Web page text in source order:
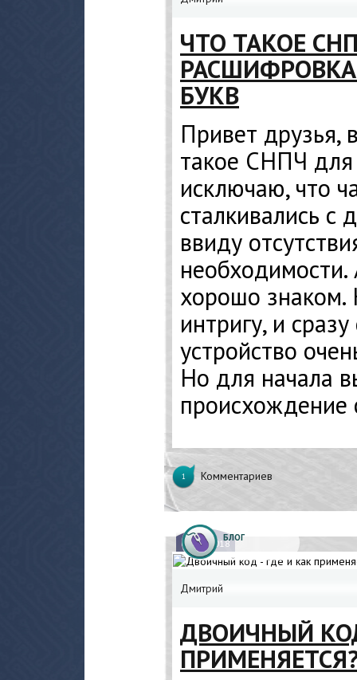
ЧТО ТАКОЕ
БУКВ
Привет друзья,
такое СНПЧ для
исключаю, что
сталкивались
ввиду
хорошо знаком.
интригу, и
устройство
Но для начала
происхождение
1 Комментариев
08.06.2018
БЛОГ
Дмитрий
ДВОИЧНЫЙ